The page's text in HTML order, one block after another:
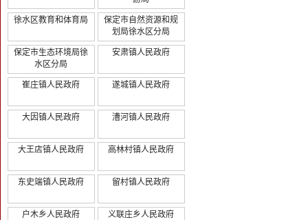
徐水区教育和体育局
保定市自然资源和规
划局徐水区分局
保定市生态环境局徐
水区分局
安肃镇人民政府
崔庄镇人民政府 遂城镇人民政府
大因镇人民政府 漕河镇人民政府
大王店镇人民政府 高林村镇人民政府
东史端镇人民政府 留村镇人民政府
户木乡人民政府 义联庄乡人民政府